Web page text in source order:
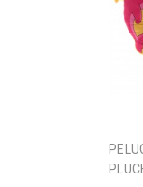
PELUCHE DAUPHIN 3 COLORIS